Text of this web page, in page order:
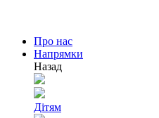
Про нас
Напрямки
Назад
Дітям